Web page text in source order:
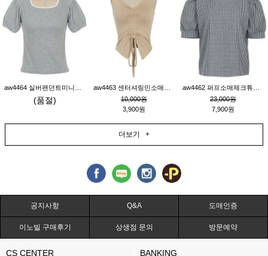
(품절)
10,000원
3,900원
23,000원
7,900원
더보기 +
공지사항 Q&A 도매인증
이노빌 구매후기 상생점 문의 방문예약
CS CENTER BANKING